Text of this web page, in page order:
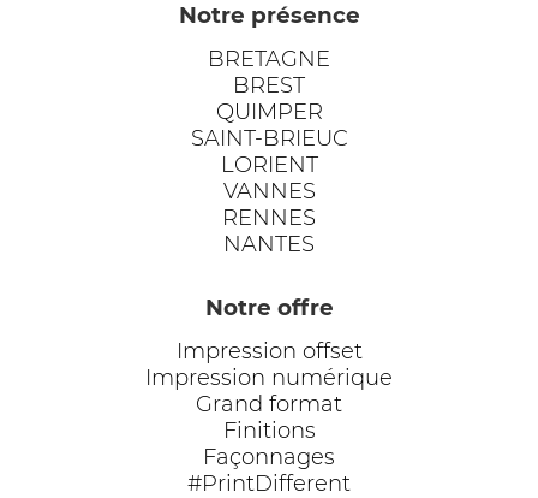
Notre présence
BRETAGNE
BREST
QUIMPER
SAINT-BRIEUC
LORIENT
VANNES
RENNES
NANTES
Notre offre
Impression offset
Impression numérique
Grand format
Finitions
Façonnages
#PrintDifferent